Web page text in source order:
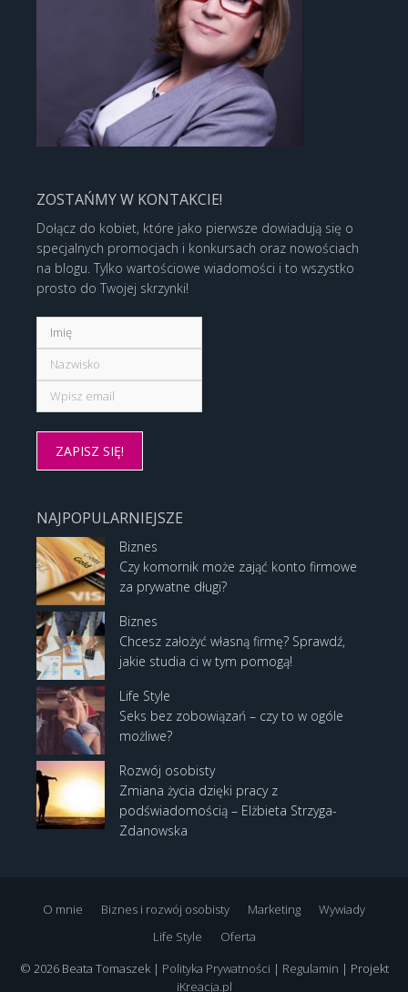
ZOSTAŃMY W KONTAKCIE!
Dołącz do kobiet, które jako pierwsze dowiadują się o
specjalnych promocjach i konkursach oraz nowościach
na blogu. Tylko wartościowe wiadomości i to wszystko
prosto do Twojej skrzynki!
NAJPOPULARNIEJSZE
Biznes
Czy komornik może zająć konto firmowe
za prywatne długi?
Biznes
Chcesz założyć własną firmę? Sprawdź,
jakie studia ci w tym pomogą!
Life Style
Seks bez zobowiązań – czy to w ogóle
możliwe?
Rozwój osobisty
Zmiana życia dzięki pracy z
podświadomością – Elżbieta Strzyga-
Zdanowska
O mnie Biznes i rozwój osobisty Marketing
Wywiady
Life Style
Oferta
© 2026 Beata Tomaszek | Polityka Prywatności | Regulamin | Projekt
iKreacja.pl